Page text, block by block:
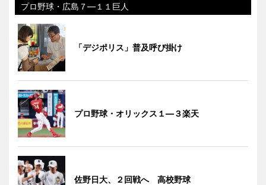
プロ野球・広島７―１１巨人
「デジポリス」普及呼び掛け
プロ野球・オリックス１―３楽天
佐野日大、２回戦へ 高校野球